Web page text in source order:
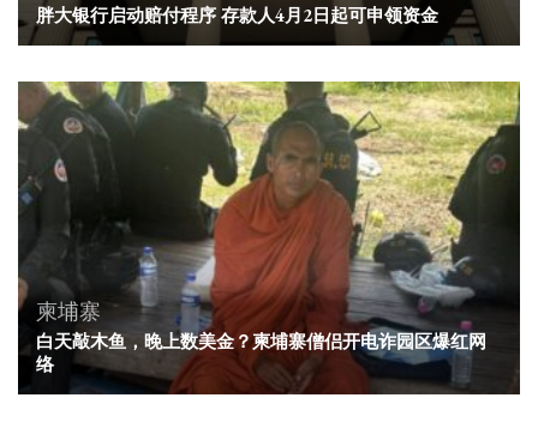
胖大银行启动赔付程序 存款人4月2日起可申领资金
柬埔寨
白天敲木鱼，晚上数美金？柬埔寨僧侣开电诈园区爆红网
络